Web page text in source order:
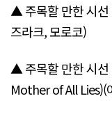
▲ 주목할 만한 시선
즈라크, 모로코)
▲ 주목할 만한 시선
Mother of All Lies)(